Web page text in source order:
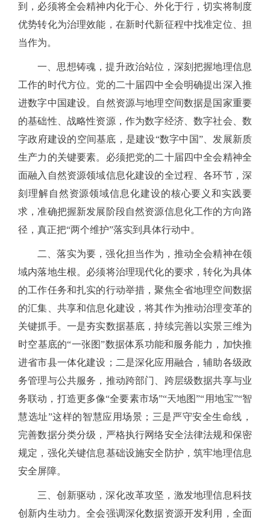
到，必须将全会精神内化于心、外化于行，切实将制度
优势转化为治理效能，在新时代新征程中找准定位、担
当作为。
一、思想铸魂，提升政治站位，深刻把握地理信息
工作的时代方位。党的二十届四中全会明确提出深入推
进数字中国建设。自然资源与地理空间数据是国家重要
的基础性、战略性资源，作为数字经济、数字社会、数
字政府建设的空间基底，是建设“数字中国”、发展新质
生产力的关键要素。必须把党的二十届四中全会精神全
面融入自然资源领域信息化建设的全过程、各环节，深
刻理解自然资源领域信息化建设的核心要义和实践要
求，准确把握新发展阶段自然资源信息化工作的方向路
径，真正把“两个维护”落实到具体行动中。
二、落实为要，强化担当作为，推动全会精神在领
域内落地生根。必须将治理现代化的要求，转化为具体
的工作任务和扎实的行动举措，聚焦全省地理空间数据
的汇集、共享和信息化建设，将其作为推动治理变革的
关键抓手。一是夯实数据基底，持续完善以实景三维为
时空基底的“一张图”数据体系功能和服务能力，加快推
进省市县一体化建设；二是深化应用融合，辅助各级政
务管理与公共服务，推动跨部门、跨层级数据共享与业
务联动，打造更多像“全要素市场”“天地图”“用地宝”“智
慧选址”这样的智慧应用场景；三是严守安全生命线，
完善数据分类分级，严格执行网络安全法律法规和保密
规定，强化关键信息基础设施安全防护，筑牢地理信息
安全屏障。
三、创新驱动，深化改革攻坚，激发地理信息科技
创新内生动力。全会强调深化数据资源开发利用，全面